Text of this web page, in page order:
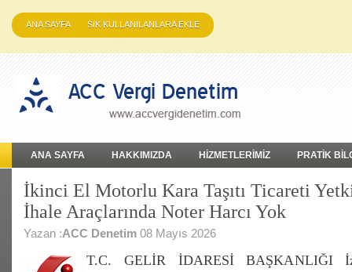
ANA SAYFA SIK KULLANILANLARA EKLE
ANA SAYFA HAKKIMIZDA HİZMETLERİMİZ PRATİK
İkinci El Motorlu Kara Taşıtı Ticareti
İhale Araçlarında Noter Harcı Yok
Yazan :ACC Denetim 08 Mayıs 2026
T.C. GELİR İDARESİ BAŞKANLIĞI